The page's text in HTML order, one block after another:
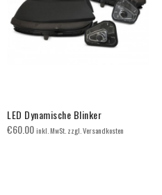
LED Dynamische Blinker
€60.00inkl. MwSt. zzgl. Versandkosten